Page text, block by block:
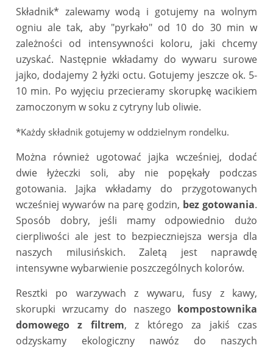
Składnik* zalewamy wodą i gotujemy na wolnym
ogniu ale tak, aby "pyrkało" od 10 do 30 min w
zależności od intensywności koloru, jaki chcemy
uzyskać. Następnie wkładamy do wywaru surowe
jajko, dodajemy 2 łyżki octu. Gotujemy jeszcze ok. 5-
10 min. Po wyjęciu przecieramy skorupkę wacikiem
zamoczonym w soku z cytryny lub oliwie.
*Każdy składnik gotujemy w oddzielnym rondelku.
Można również ugotować jajka wcześniej, dodać
dwie łyżeczki soli, aby nie popękały podczas
gotowania. Jajka wkładamy do przygotowanych
wcześniej wywarów na parę godzin, bez gotowania.
Sposób dobry, jeśli mamy odpowiednio dużo
cierpliwości ale jest to bezpieczniejsza wersja dla
naszych milusińskich. Zaletą jest naprawdę
intensywne wybarwienie poszczególnych kolorów.
Resztki po warzywach z wywaru, fusy z kawy,
skorupki wrzucamy do naszego kompostownika
domowegoz filtrem, z którego za jakiś czas
odzyskamy ekologiczny nawóz do naszych